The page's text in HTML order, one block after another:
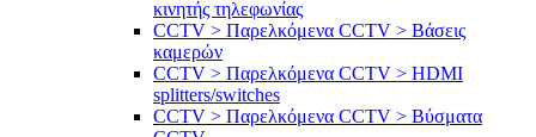
κινητής τηλεφωνίας
CCTV > Παρελκόμενα CCTV > Bάσεις
καμερών
CCTV > Παρελκόμενα CCTV > HDMI
splitters/switches
CCTV > Παρελκόμενα CCTV > Βύσματα